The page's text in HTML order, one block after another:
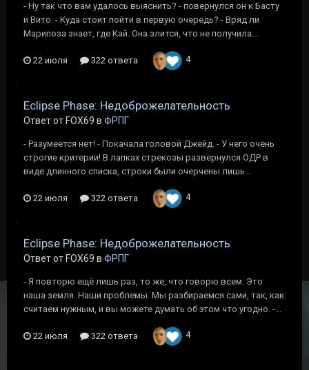
- Ну так что вам удалось выяснить? - повернулся он к Басту
и Вито. - Куда стоит пойти в первую очередь? - Вряд ли
Марипоза знает, где Кай. Она злится, что не получила...
22 июля 322 ответа 4
Eclipse Phase: Недоброжелательность
Ответ от FOX69 в ФРПГ
- Разумеется нет! - Покачала головой Джейд. - У него очень
строгие критерии! В лапках стрекозы развернулся ОДР в
виде длинного списка, строки были очерчены лишь...
22 июля 322 ответа 4
Eclipse Phase: Недоброжелательность
Ответ от FOX69 в ФРПГ
- Я повторю ещё лишь раз, то же, что говорю всем. Это
наша земля. Наши проблемы. Мы разбираемся сами, так, как
считаем нужным, и вы можете думать об этом что угодно. -...
22 июля 322 ответа 4